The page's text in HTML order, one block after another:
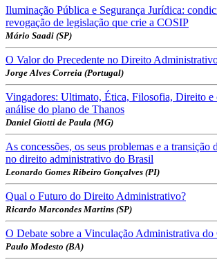
Iluminação Pública e Segurança Jurídica:
revogação de legislação que crie a COSIP
Mário Saadi (SP)
O Valor do Precedente no Direito
Jorge Alves Correia (Portugal)
Vingadores: Ultimato, Ética, Filosofia, Direito e
análise do plano de Thanos
Daniel Giotti de Paula (MG)
As concessões, os seus problemas e a transição
no direito administrativo do Brasil
Leonardo Gomes Ribeiro Gonçalves (PI)
Qual o Futuro do Direito Administrativo?
Ricardo Marcondes Martins (SP)
O Debate sobre a Vinculação Administrativa
Paulo Modesto (BA)